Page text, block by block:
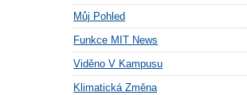
Můj Pohled
Funkce MIT News
Viděno V Kampusu
Klimatická Změna